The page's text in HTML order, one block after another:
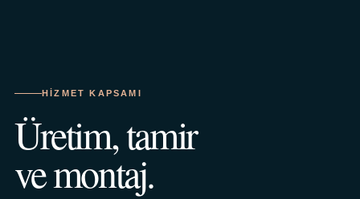
HIZMET KAPSAMI
Üretim, tamir
ve montaj.